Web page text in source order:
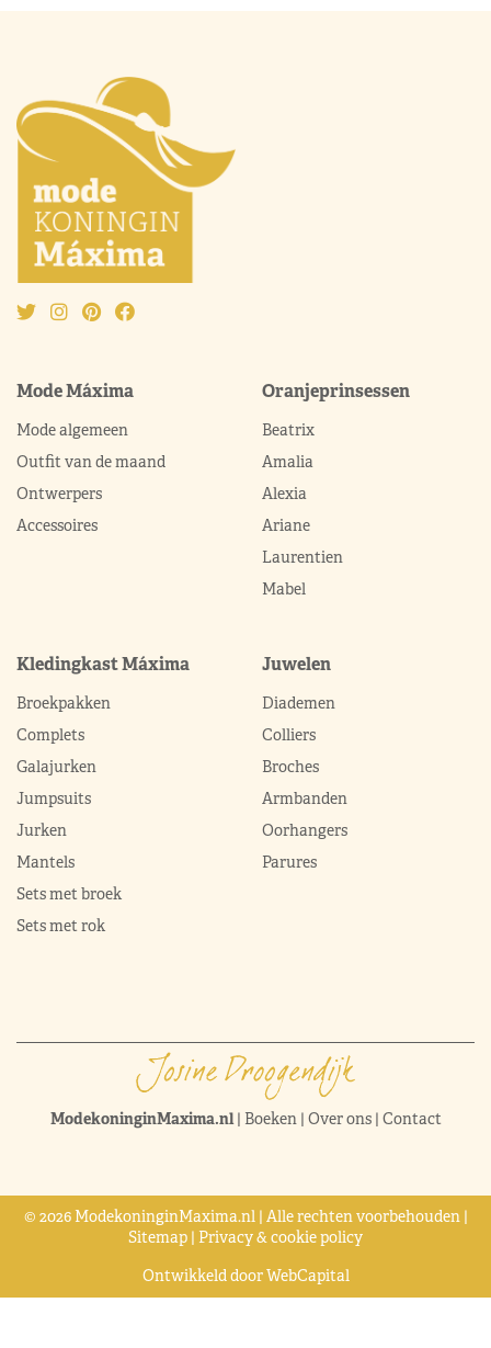
Mode Máxima
Mode algemeen
Outfit van de maand
Ontwerpers
Accessoires
Oranjeprinsessen
Beatrix
Amalia
Alexia
Ariane
Laurentien
Mabel
Kledingkast Máxima
Broekpakken
Complets
Galajurken
Jumpsuits
Jurken
Mantels
Sets met broek
Sets met rok
Juwelen
Diademen
Colliers
Broches
Armbanden
Oorhangers
Parures
ModekoninginMaxima.nl| Boeken| Over ons| Contact
© 2026 ModekoninginMaxima.nl | Alle rechten voorbehouden |
Sitemap | Privacy & cookie policy
Ontwikkeld doorWebCapital